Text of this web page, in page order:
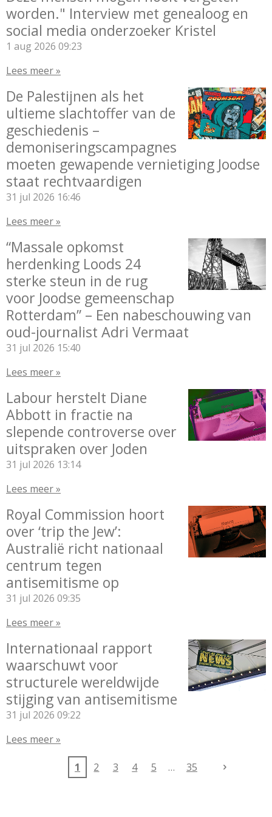
worden." Interview met genealoog en
social media onderzoeker Kristel
1 aug 2026 09:23
Lees meer »
De Palestijnen als het
ultieme slachtoffer van de
geschiedenis –
demoniseringscampagnes
moeten gewapende vernietiging Joodse
staat rechtvaardigen
31 jul 2026 16:46
Lees meer »
“Massale opkomst
herdenking Loods 24
sterke steun in de rug
voor Joodse gemeenschap
Rotterdam” – Een nabeschouwing van
oud-journalist Adri Vermaat
31 jul 2026 15:40
Lees meer »
Labour herstelt Diane
Abbott in fractie na
slepende controverse over
uitspraken over Joden
31 jul 2026 13:14
Lees meer »
Royal Commission hoort
over ‘trip the Jew’:
Australië richt nationaal
centrum tegen
antisemitisme op
31 jul 2026 09:35
Lees meer »
Internationaal rapport
waarschuwt voor
structurele wereldwijde
stijging van antisemitisme
31 jul 2026 09:22
Lees meer »
1 2 3 4 5 35